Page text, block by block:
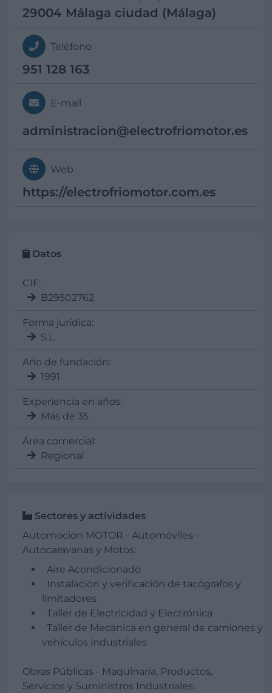
29004 Málaga ciudad (Málaga)
Teléfono
951 128 163
E-mail
administracion@electrofriomotor.es
Web
https://electrofriomotor.com.es
Datos
CIF:
B29502762
Forma jurídica:
S.L.
Año de fundación:
1991
Experiencia en años:
Más de 35
Área comercial:
Regional
Sectores y actividades
Automoción MOTOR - Automóviles -
Autocaravanas y Motos:
Aire Acondicionado
Instalación y verificación de tacógrafos y
limitadores
Taller de Electricidad y Electrónica
Taller de Mecánica en general de camiones y
vehículos industriales
Obras Públicas - Maquinaria, Productos,
Servicios y Suministros Industriales: